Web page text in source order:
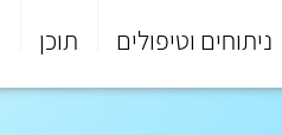
ניתוחים וטיפולים תוכן